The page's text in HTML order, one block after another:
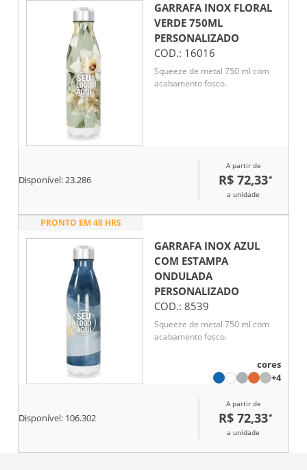
GARRAFA INOX FLORAL
VERDE 750ML
PERSONALIZADO
COD.: 16016
Squeeze de metal 750 ml com
acabamento fosco.
Disponível:23.286
A partir de
R$ 72,33*
a unidade
PRONTO EM 48 HRS
GARRAFA INOX AZUL
COM ESTAMPA
ONDULADA
PERSONALIZADO
COD.: 8539
Squeeze de metal 750 ml com
acabamento fosco.
cores
+4
Disponível: 106.302
A partir de
R$ 72,33*
a unidade